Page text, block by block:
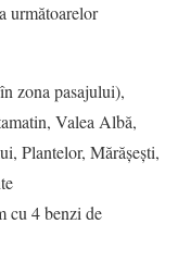
următoarelor
zona pasajului),
Valea Albă,
Plantelor, Mărășești,
cu 4 benzi de